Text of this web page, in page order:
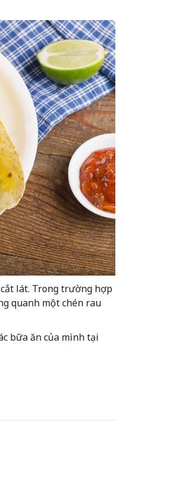
lát. Trong trường hợp
quanh một chén rau
bữa ăn của mình tại